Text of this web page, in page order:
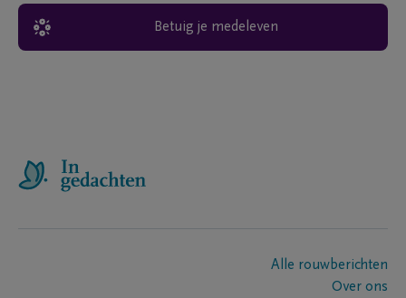
Betuig je medeleven
Alle rouwberichten
Over ons